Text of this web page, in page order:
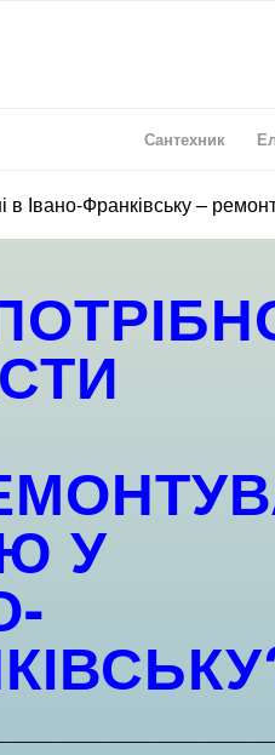
Сантехник
в Івано-Франківську –
У